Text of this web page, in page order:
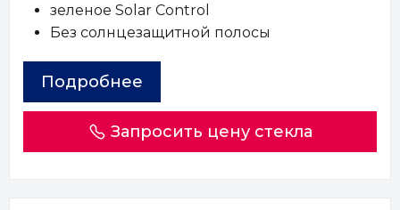
зеленое Solar Control
Без солнцезащитной полосы
Подробнее
Запросить цену стекла